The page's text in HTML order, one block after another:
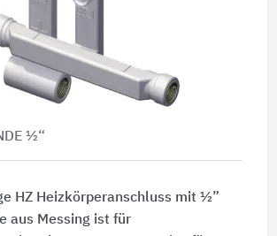
½“
HZ Heizkörperanschluss mit ½”
aus Messing ist für